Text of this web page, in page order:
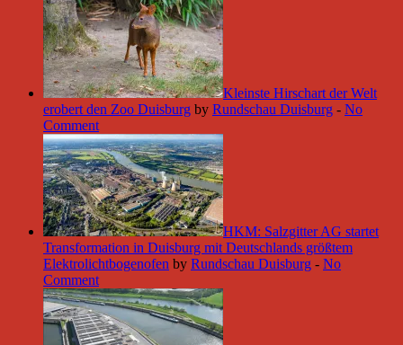
Kleinste Hirschart der Welt
erobert den Zoo Duisburg by Rundschau Duisburg - No
Comment
HKM: Salzgitter AG startet
Transformation in Duisburg mit Deutschlands größtem
Elektrolichtbogenofen by Rundschau Duisburg - No
Comment